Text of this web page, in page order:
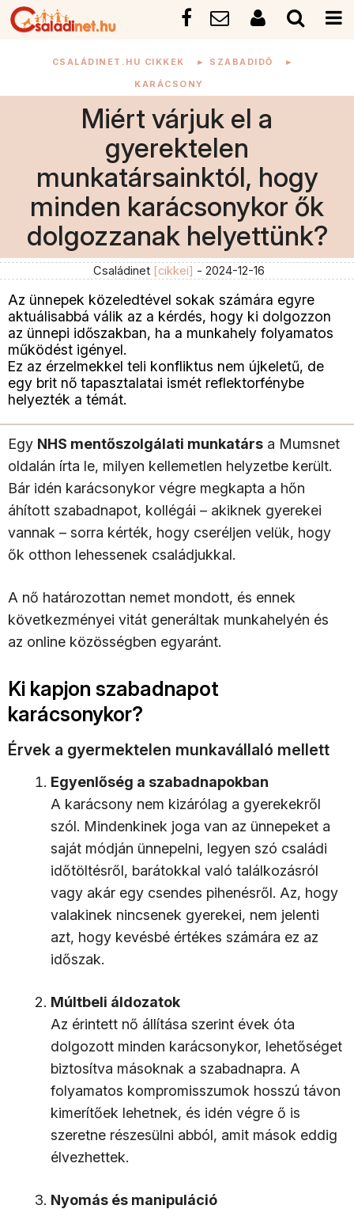
CSALÁDINET.HU CIKKEK ► SZABADIDŐ ►
KARÁCSONY
Miért várjuk el a
gyerektelen
munkatársainktól, hogy
minden karácsonykor ők
dolgozzanak helyettünk?
Családinet [cikkei] - 2024-12-16
Az ünnepek közeledtével sokak számára egyre
aktuálisabbá válik az a kérdés, hogy ki dolgozzon
az ünnepi időszakban, ha a munkahely folyamatos
működést igényel.
Ez az érzelmekkel teli konfliktus nem újkeletű, de
egy brit nő tapasztalatai ismét reflektorfénybe
helyezték a témát.
Egy NHS mentőszolgálati munkatárs a Mumsnet
oldalán írta le, milyen kellemetlen helyzetbe került.
Bár idén karácsonykor végre megkapta a hőn
áhított szabadnapot, kollégái – akiknek gyerekei
vannak – sorra kérték, hogy cseréljen velük, hogy
ők otthon lehessenek családjukkal.
A nő határozottan nemet mondott, és ennek
következményei vitát generáltak munkahelyén és
az online közösségben egyaránt.
Ki kapjon szabadnapot
karácsonykor?
Érvek a gyermektelen munkavállaló mellett
Egyenlőség a szabadnapokban
A karácsony nem kizárólag a gyerekekről
szól. Mindenkinek joga van az ünnepeket a
saját módján ünnepelni, legyen szó családi
időtöltésről, barátokkal való találkozásról
vagy akár egy csendes pihenésről. Az, hogy
valakinek nincsenek gyerekei, nem jelenti
azt, hogy kevésbé értékes számára ez az
időszak.
Múltbeli áldozatok
Az érintett nő állítása szerint évek óta
dolgozott minden karácsonykor, lehetőséget
biztosítva másoknak a szabadnapra. A
folyamatos kompromisszumok hosszú távon
kimerítőek lehetnek, és idén végre ő is
szeretne részesülni abból, amit mások eddig
élvezhettek.
Nyomás és manipuláció